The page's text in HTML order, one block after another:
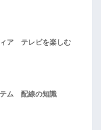
ア テレビを楽しむ
ム 配線の知識